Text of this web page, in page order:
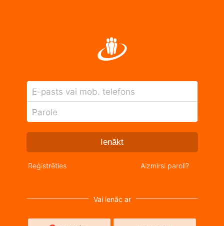
E-pasts vai mob. telefons
Parole
Ienākt
Reģistrēties Aizmirsi paroli?
Vai ienāc ar